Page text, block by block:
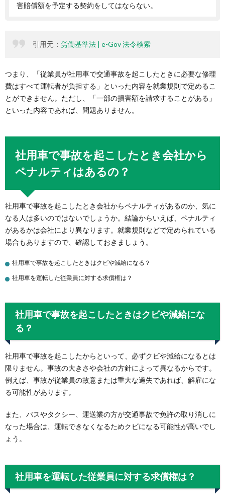
害賠償額を予定する契約をしてはならない。
引用元： 労働基準法 | e-Gov 法令検索
つまり、「従業員が社用車で交通事故を起こしたときに必要な修理
費はすべて運転者が負担する」といった内容を就業規則で定めるこ
とができません。ただし、「一部の損害額を請求することがある」
といった内容であれば、問題ありません。
社用車で事故を起こしたとき会社から
ペナルティはあるの？
社用車で事故を起こしたとき会社からペナルティがあるのか、気に
なる人は多いのではないでしょうか。結論からいえば、ペナルティ
があるかは会社により異なります。就業規則などで定められている
場合もありますので、確認しておきましょう。
社用車で事故を起こしたときはクビや減給になる？
社用車を運転した従業員に対する求償権は？
社用車で事故を起こしたときはクビや減給にな
る？
社用車で事故を起こしたからといって、必ずクビや減給になるとは
限りません。事故の大きさや会社の方針によって異なるからです。
例えば、事故が従業員の故意または重大な過失であれば、解雇にな
る可能性があります。
また、バスやタクシー、運送業の方が交通事故で免許の取り消しに
なった場合は、運転できなくなるためクビになる可能性が高いでし
ょう。
社用車を運転した従業員に対する求償権は？